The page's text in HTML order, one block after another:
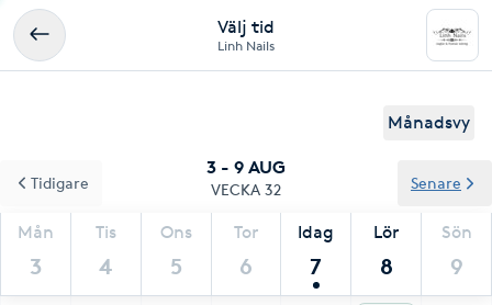
Välj tid
Linh Nails
Månadsvy
3 - 9 AUG
VECKA 32
Mån
3
Tis
4
Ons
5
Tor
6
Idag
7
Lör
8
Sön
9
Tidigare Senare